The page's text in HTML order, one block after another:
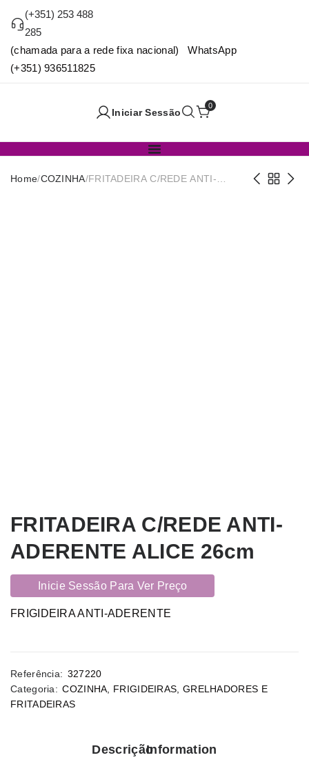
(+351) 253 488
285
(chamada para a rede fixa nacional) WhatsApp
(+351) 936511825
Iniciar Sessão
0
Home/COZINHA/FRITADEIRA C/REDE ANTI-
FRITADEIRA C/REDE ANTI-
ADERENTE ALICE 26cm
Inicie Sessão Para Ver Preço
FRIGIDEIRA ANTI-ADERENTE
Referência: 327220
Categoria: COZINHA
FRIGIDEIRAS, GRELHADORES E
FRITADEIRAS
DescriçãoInformation